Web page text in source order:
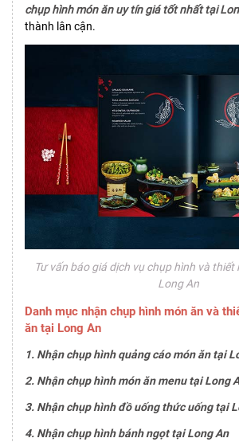
chụp hình món ăn uy tín giá tốt nhất tại
thành lân cận.
Tư vấn báo giá dịch vụ chụp hình và thiết
Long An
Danh mục nhận chụp hình món ăn và
ăn tại Long An
1. Nhận chụp hình quảng cáo món ăn tại
2. Nhận chụp hình món ăn menu tại Long
3. Nhận chụp hình đồ uống thức uống tại
4. Nhận chụp hình bánh ngọt tại Long An